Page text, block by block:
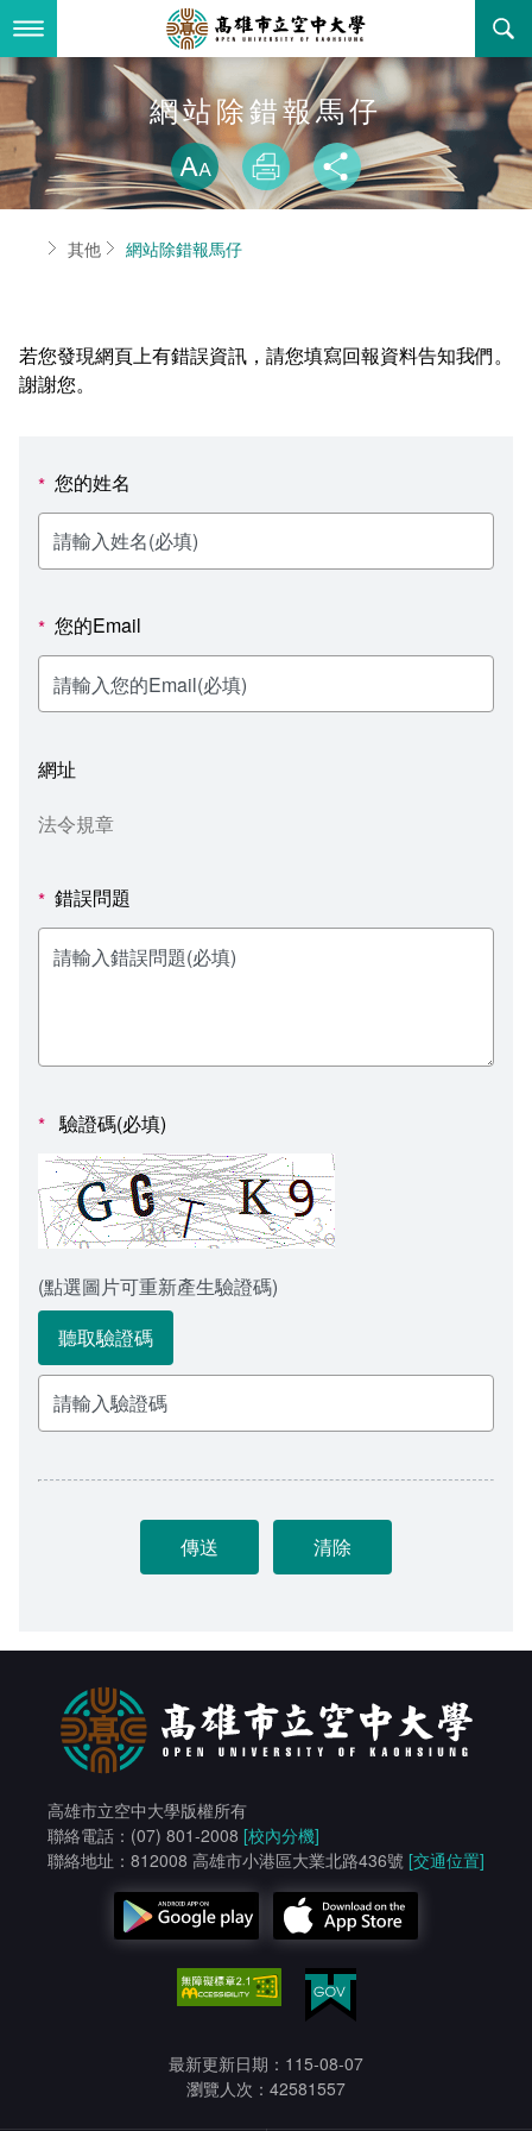
到
要
內最新消息
全部公告
教務公告
學系公告
活動研習
歷史訊息
新聞媒體專區
校園行事曆
報名系統
線上報名查詢
關於本校
空大簡介
立案證明
空大有利的學習條件
環境設備
本校位置
資訊圖像化專區
活動花絮
影音資訊
行政單位
行政單位簡介
校長室
教務處課務組
學習指導中心
輔導處
研發處
秘書處出納組
秘書處文書組
教學媒體處
電算中心
人事室
學術單位
通識教育中心
法律學系
大眾傳播學系
外國語文學系
文化藝術學系
健康管理與促進學系
其他好站
資訊相關法規
校務資訊
新生報名
在學資訊
校務系統
課程大綱
網路選課
校園行事曆
校內系統
資訊服務線上報修系統
消耗品申請
教室‧會議室預約系統
線上報修最新消息
問卷調查
法令規章
政府公開資訊
常見問答
意見信箱
各單位意見信箱
諮詢信箱進度查詢
影音資訊
網站除錯報馬仔
略過字型切
放大
列印 分享
首頁其他 網站除錯報馬仔
若您發現網頁上有錯誤資訊，請您填寫回報資料告知我們。
謝謝您。
* 您的姓名
* 您的Email
網址
法令規章
* 錯誤問題
* 驗證碼(必填)
(點選圖片可重新產生驗證碼)
聽取驗證碼
高雄市立空中大學版權所有
聯絡電話：(07) 801-2008 [校內分機]
聯絡地址：812008 高雄市小港區大業北路436號 [交通位置]
最新更新日期：115-08-07
瀏覽人次：42581557